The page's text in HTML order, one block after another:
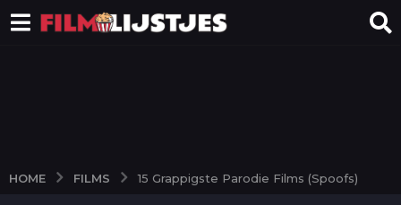
HOME FILMS 15 Grappigste Parodie Films (Spoofs)